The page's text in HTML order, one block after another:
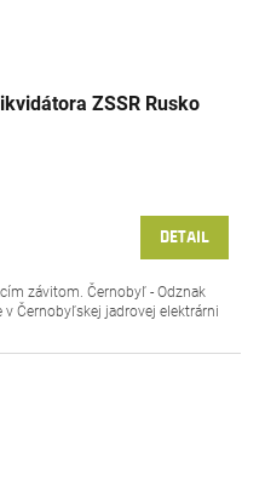
ZSSR Rusko
DETAIL
závitom. Černobyľ - Odznak
Černobyľskej jadrovej elektrárni